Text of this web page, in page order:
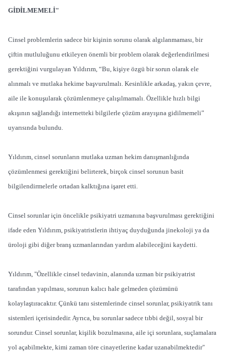
GİDİLMEMELİ"
Cinsel problemlerin sadece bir kişinin sorunu olarak algılanmaması, bir
çiftin mutluluğunu etkileyen önemli bir problem olarak değerlendirilmesi
gerektiğini vurgulayan Yıldırım, “Bu, kişiye özgü bir sorun olarak ele
alınmalı ve mutlaka hekime başvurulmalı. Kesinlikle arkadaş, yakın çevre,
aile ile konuşularak çözümlenmeye çalışılmamalı. Özellikle hızlı bilgi
akışının sağlandığı internetteki bilgilerle çözüm arayışına gidilmemeli”
uyarısında bulundu.
Yıldırım, cinsel sorunların mutlaka uzman hekim danışmanlığında
çözümlenmesi gerektiğini belirterek, birçok cinsel sorunun basit
bilgilendirmelerle ortadan kalktığına işaret etti.
Cinsel sorunlar için öncelikle psikiyatri uzmanına başvurulması gerektiğini
ifade eden Yıldırım, psikiyatristlerin ihtiyaç duyduğunda jinekoloji ya da
üroloji gibi diğer branş uzmanlarından yardım alabileceğini kaydetti.
Yıldırım, "Özellikle cinsel tedavinin, alanında uzman bir psikiyatrist
tarafından yapılması, sorunun kalıcı hale gelmeden çözümünü
kolaylaştıracaktır. Çünkü tanı sistemlerinde cinsel sorunlar, psikiyatrik tanı
sistemleri içerisindedir. Ayrıca, bu sorunlar sadece tıbbi değil, sosyal bir
sorundur. Cinsel sorunlar, kişilik bozulmasına, aile içi sorunlara, suçlamalara
yol açabilmekte, kimi zaman töre cinayetlerine kadar uzanabilmektedir"